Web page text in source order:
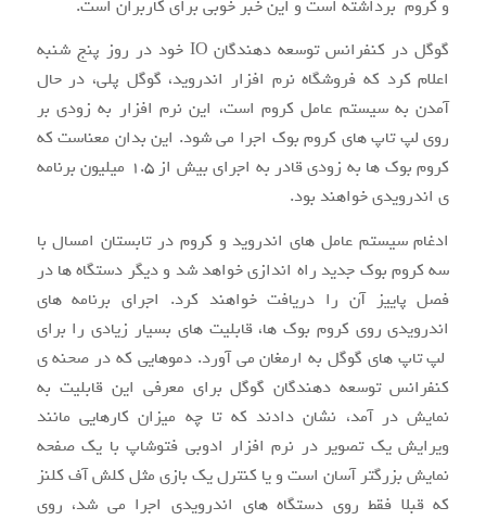
و کروم برداشته است و این خبر خوبی برای کاربران است.
گوگل در کنفرانس توسعه دهندگان IO خود در روز پنج شنبه
اعلام کرد که فروشگاه نرم افزار اندروید، گوگل پلی، در حال
آمدن به سیستم عامل کروم است، این نرم افزار به زودی بر
روی لپ تاپ های کروم بوک اجرا می شود. این بدان معناست که
کروم بوک ها به زودی قادر به اجرای بیش از ۱.۵ میلیون برنامه
ی اندرویدی خواهند بود.
ادغام سیستم عامل های اندروید و کروم در تابستان امسال با
سه کروم بوک جدید راه اندازی خواهد شد و دیگر دستگاه ها در
فصل پاییز آن را دریافت خواهند کرد. اجرای برنامه های
اندرویدی روی کروم بوک ها، قابلیت های بسیار زیادی را برای
لپ تاپ های گوگل به ارمغان می آورد. دموهایی که در صحنه ی
کنفرانس توسعه دهندگان گوگل برای معرفی این قابلیت به
نمایش در آمد، نشان دادند که تا چه میزان کارهایی مانند
ویرایش یک تصویر در نرم افزار ادوبی فتوشاپ با یک صفحه
نمایش بزرگتر آسان است و یا کنترل یک بازی مثل کلش آف کلنز
که قبلا فقط روی دستگاه های اندرویدی اجرا می شد، روی